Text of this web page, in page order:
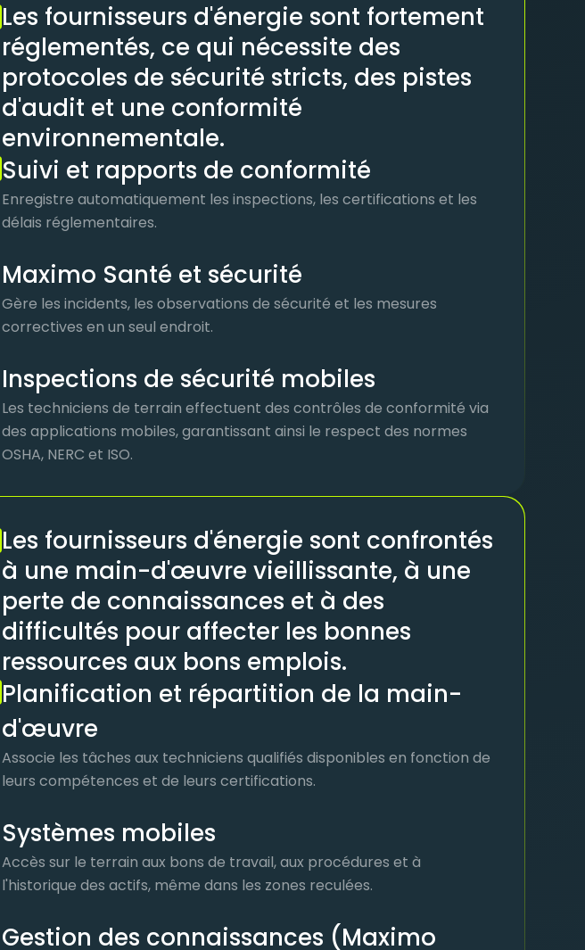
Les fournisseurs d'énergie sont fortement
réglementés, ce qui nécessite des
protocoles de sécurité stricts, des pistes
d'audit et une conformité
environnementale.
Suivi et rapports de conformité
Enregistre automatiquement les inspections, les certifications et les
délais réglementaires.
Maximo Santé et sécurité
Gère les incidents, les observations de sécurité et les mesures
correctives en un seul endroit.
Inspections de sécurité mobiles
Les techniciens de terrain effectuent des contrôles de conformité via
des applications mobiles, garantissant ainsi le respect des normes
OSHA, NERC et ISO.
Les fournisseurs d'énergie sont confrontés
à une main-d'œuvre vieillissante, à une
perte de connaissances et à des
difficultés pour affecter les bonnes
ressources aux bons emplois.
Planification et répartition de la main-
d'œuvre
Associe les tâches aux techniciens qualifiés disponibles en fonction de
leurs compétences et de leurs certifications.
Systèmes mobiles
Accès sur le terrain aux bons de travail, aux procédures et à
l'historique des actifs, même dans les zones reculées.
Gestion des connaissances (Maximo